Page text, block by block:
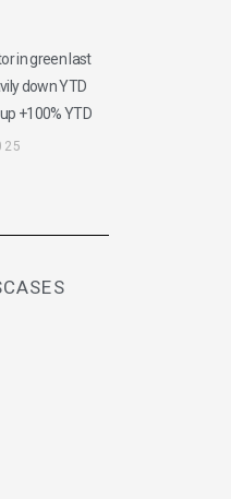
in green last
down YTD
+100% YTD